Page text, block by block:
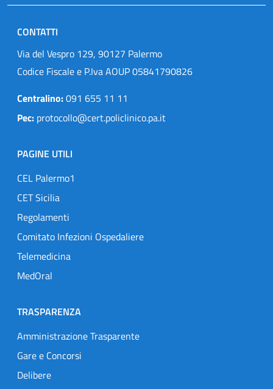
CONTATTI
Via del Vespro 129, 90127 Palermo
Codice Fiscale e P.Iva AOUP 05841790826
Centralino:091 655 11 11
Pec: protocollo@cert.policlinico.pa.it
PAGINE UTILI
CEL Palermo1
CET Sicilia
Regolamenti
Comitato Infezioni Ospedaliere
Telemedicina
MedOral
TRASPARENZA
Amministrazione Trasparente
Gare e Concorsi
Delibere